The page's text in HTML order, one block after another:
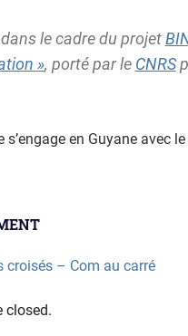
le cadre du projet
», porté par le CNRS
s’engage en Guyane
croisés – Com au carré
closed.